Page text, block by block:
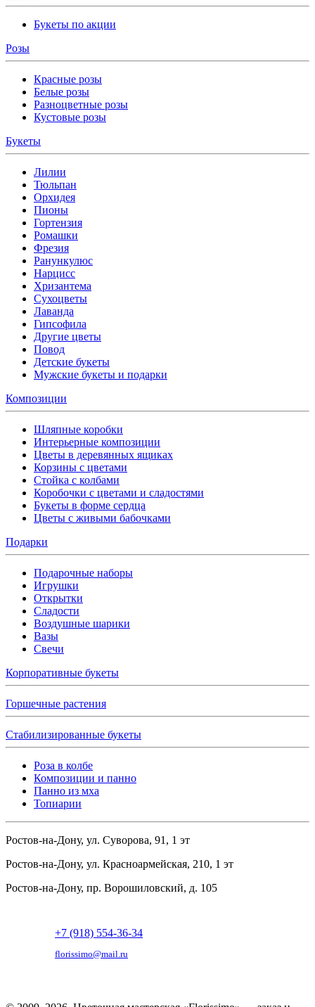
Букеты по акции
Розы
Красные розы
Белые розы
Разноцветные розы
Кустовые розы
Букеты
Лилии
Тюльпан
Орхидея
Пионы
Гортензия
Ромашки
Фрезия
Ранункулюс
Нарцисс
Хризантема
Сухоцветы
Лаванда
Гипсофила
Другие цветы
Повод
Детские букеты
Мужские букеты и подарки
Композиции
Шляпные коробки
Интерьерные композиции
Цветы в деревянных ящиках
Корзины с цветами
Стойка с колбами
Коробочки с цветами и сладостями
Букеты в форме сердца
Цветы с живыми бабочками
Подарки
Подарочные наборы
Игрушки
Открытки
Сладости
Воздушные шарики
Вазы
Свечи
Корпоративные букеты
Горшечные растения
Стабилизированные букеты
Роза в колбе
Композиции и панно
Панно из мха
Топиарии
Ростов-на-Дону, ул. Суворова, 91, 1 эт
Ростов-на-Дону, ул. Красноармейская, 210, 1 эт
Ростов-на-Дону, пр. Ворошиловский, д. 105
+7 (918) 554-36-34
florissimo@mail.ru